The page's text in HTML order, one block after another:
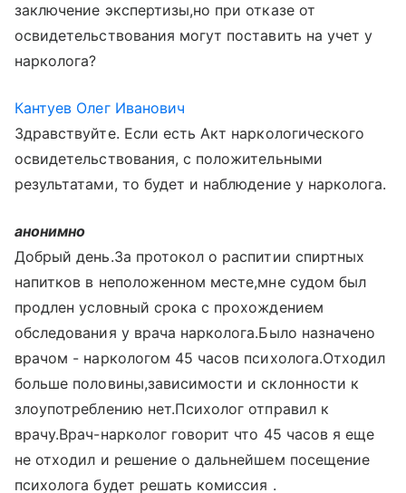
заключение экспертизы,но при отказе от
освидетельствования могут поставить на учет у
нарколога?
Кантуев Олег Иванович
Здравствуйте. Если есть Акт наркологического
освидетельствования, с положительными
результатами, то будет и наблюдение у нарколога.
анонимно
Добрый день.За протокол о распитии спиртных
напитков в неположенном месте,мне судом был
продлен условный срока с прохождением
обследования у врача нарколога.Было назначено
врачом - наркологом 45 часов психолога.Отходил
больше половины,зависимости и склонности к
злоупотреблению нет.Психолог отправил к
врачу.Врач-нарколог говорит что 45 часов я еще
не отходил и решение о дальнейшем посещение
психолога будет решать комиссия .